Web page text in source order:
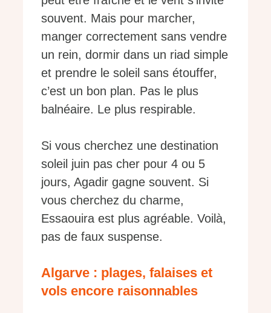
souvent. Mais pour marcher,
manger correctement sans vendre
un rein, dormir dans un riad simple
et prendre le soleil sans étouffer,
c’est un bon plan. Pas le plus
balnéaire. Le plus respirable.
Si vous cherchez une destination
soleil juin pas cher pour 4 ou 5
jours, Agadir gagne souvent. Si
vous cherchez du charme,
Essaouira est plus agréable. Voilà,
pas de faux suspense.
Algarve : plages, falaises et
vols encore raisonnables